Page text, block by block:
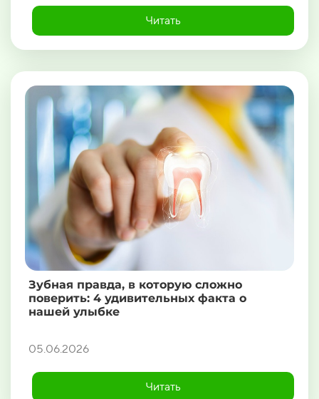
Читать
Зубная правда, в которую сложно
поверить: 4 удивительных факта о
нашей улыбке
05.06.2026
Читать